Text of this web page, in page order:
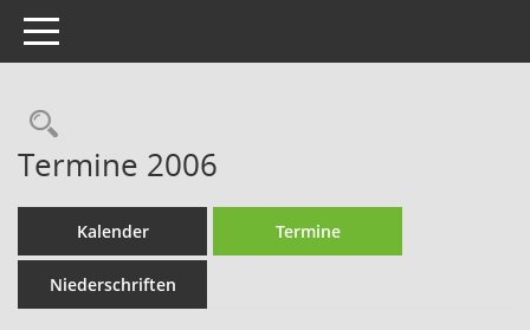
Toggle navigation
Rechercheauswahl
Termine 2006
Kalender Termine
Niederschriften